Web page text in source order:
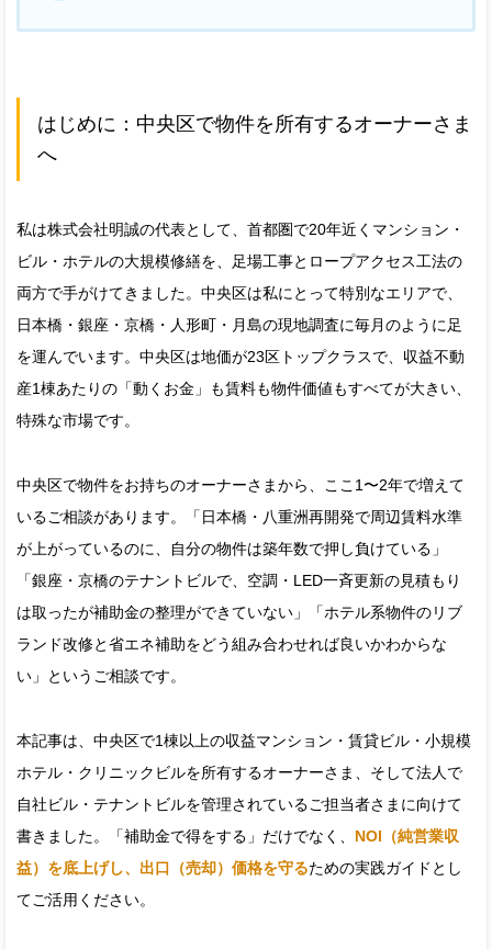
はじめに：中央区で物件を所有するオーナーさま
へ
私は株式会社明誠の代表として、首都圏で20年近くマンション・
ビル・ホテルの大規模修繕を、足場工事とロープアクセス工法の
両方で手がけてきました。中央区は私にとって特別なエリアで、
日本橋・銀座・京橋・人形町・月島の現地調査に毎月のように足
を運んでいます。中央区は地価が23区トップクラスで、収益不動
産1棟あたりの「動くお金」も賃料も物件価値もすべてが大きい、
特殊な市場です。
中央区で物件をお持ちのオーナーさまから、ここ1〜2年で増えて
いるご相談があります。「日本橋・八重洲再開発で周辺賃料水準
が上がっているのに、自分の物件は築年数で押し負けている」
「銀座・京橋のテナントビルで、空調・LED一斉更新の見積もり
は取ったが補助金の整理ができていない」「ホテル系物件のリブ
ランド改修と省エネ補助をどう組み合わせれば良いかわからな
い」というご相談です。
本記事は、中央区で1棟以上の収益マンション・賃貸ビル・小規模
ホテル・クリニックビルを所有するオーナーさま、そして法人で
自社ビル・テナントビルを管理されているご担当者さまに向けて
書きました。「補助金で得をする」だけでなく、 NOI（純営業収
益）を底上げし、出口（売却）価格を守るための実践ガイドとし
てご活用ください。